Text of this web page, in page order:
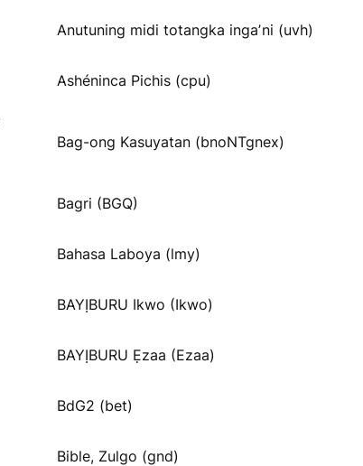
Anutuning midi totangka ingaʼni (uvh)
Ashéninca Pichis (cpu)
Bag-ong Kasuyatan (bnoNTgnex)
Bagri (BGQ)
Bahasa Laboya (lmy)
BAYỊBURU Ikwo (Ikwo)
BAYỊBURU Ẹzaa (Ezaa)
BdG2 (bet)
Bible, Zulgo (gnd)